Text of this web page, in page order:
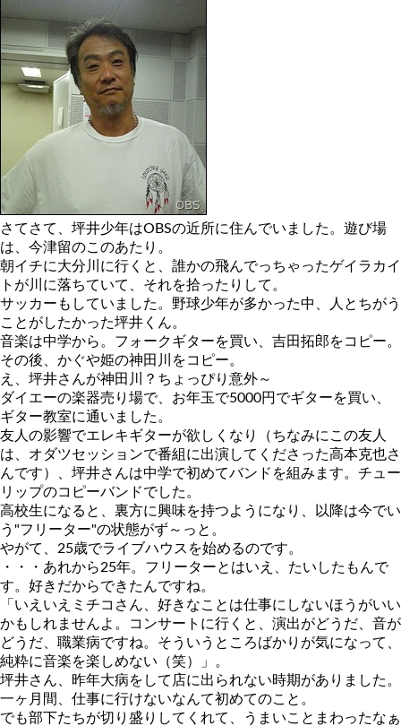
さてさて、坪井少年はOBSの近所に住んでいました。遊び場
は、今津留のこのあたり。
朝イチに大分川に行くと、誰かの飛んでっちゃったゲイラカイ
トが川に落ちていて、それを拾ったりして。
サッカーもしていました。野球少年が多かった中、人とちがう
ことがしたかった坪井くん。
音楽は中学から。フォークギターを買い、吉田拓郎をコピー。
その後、かぐや姫の神田川をコピー。
え、坪井さんが神田川？ちょっぴり意外～
ダイエーの楽器売り場で、お年玉で5000円でギターを買い、
ギター教室に通いました。
友人の影響でエレキギターが欲しくなり（ちなみにこの友人
は、オダツセッションで番組に出演してくださった高本克也さ
んです）、坪井さんは中学で初めてバンドを組みます。チュー
リップのコピーバンドでした。
高校生になると、裏方に興味を持つようになり、以降は今でい
う"フリーター"の状態がず～っと。
やがて、25歳でライブハウスを始めるのです。
・・・あれから25年。フリーターとはいえ、たいしたもんで
す。好きだからできたんですね。
「いえいえミチコさん、好きなことは仕事にしないほうがいい
かもしれませんよ。コンサートに行くと、演出がどうだ、音が
どうだ、職業病ですね。そういうところばかりが気になって、
純粋に音楽を楽しめない（笑）」。
坪井さん、昨年大病をして店に出られない時期がありました。
一ヶ月間、仕事に行けないなんて初めてのこと。
でも部下たちが切り盛りしてくれて、うまいことまわったなぁ